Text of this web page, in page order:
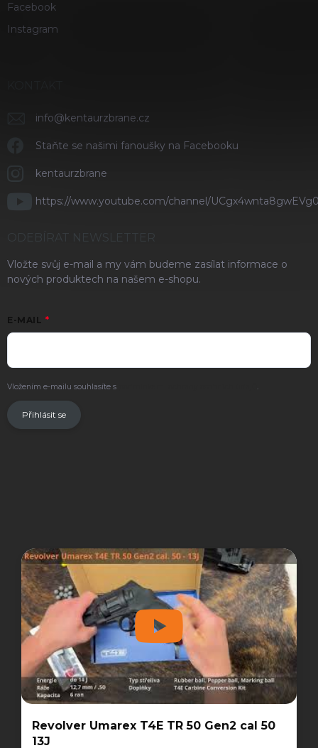
Facebook
Instagram
info@kentaurzbrane.cz
Staňte se našimi fanoušky na Facebooku
kentaurzbrane
https://www.youtube.com/channel/
ODEBÍRAT NEWSLETTER
Vložte svůj e-mail a my vám budeme zasílat informace o
nových produktech na našem e-shopu.
E-MAIL
Vložením e-mailu souhlasíte s .
Přihlásit se
Revolver Umarex T4E TR 50 Gen2 cal 50
13J